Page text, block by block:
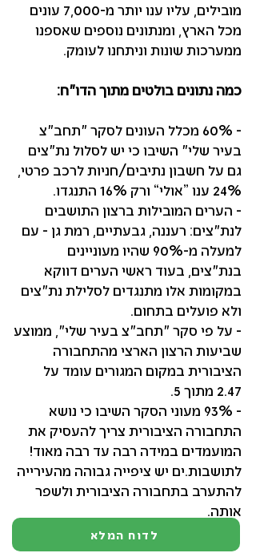
לדוח המלא
מובילים, עליו ענו יותר מ-7,000 עונים
מכל הארץ, ומנתונים נוספים שאספנו
ממערכות שונות וניתחנו לעומק.
כמה נתונים בולטים מתוך הדו״ח:
- 60% מכלל העונים לסקר ״תחב״צ
בעיר שלי״ השיבו כי יש לסלול נת״צים
גם על חשבון נתיבים/חניות לרכב פרטי,
24% ענו ”אולי“ ורק 16% התנגדו.
- הערים המובילות ברצון התושבים
לנת״צים: רעננה, גבעתיים, רמת גן - עם
למעלה מ-90% שהיו מעוניינים
בנת״צים, בעוד ראשי הערים דווקא
במקומות אלו מתנגדים לסלילת נת״צים
ולא פועלים בתחום.
- על פי סקר ״תחב״צ בעיר שלי״, ממוצע
שביעות הרצון הארצי מהתחבורה
הציבורית במקום המגורים עומד על
2.47 מתוך 5.
- 93% מעוני הסקר השיבו כי נושא
התחבורה הציבורית צריך להעסיק את
המועמדים במידה רבה עד רבה מאוד!
לתושבות.ים יש ציפייה גבוהה מהעירייה
להתערב בתחבורה הציבורית ולשפר
אותה.